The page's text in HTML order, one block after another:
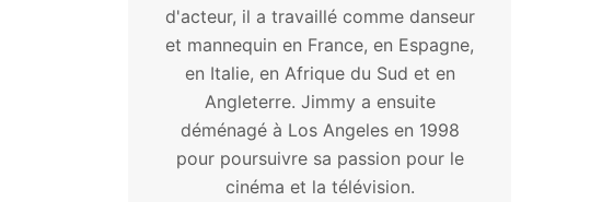
d'acteur, il a travaillé comme danseur
et mannequin en France, en Espagne,
en Italie, en Afrique du Sud et en
Angleterre. Jimmy a ensuite
déménagé à Los Angeles en 1998
pour poursuivre sa passion pour le
cinéma et la télévision.